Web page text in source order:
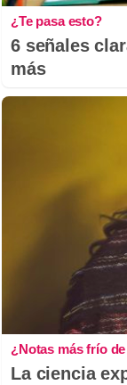
¿Te pasa esto?
6 señales
más
¿Notas más frío
La ciencia